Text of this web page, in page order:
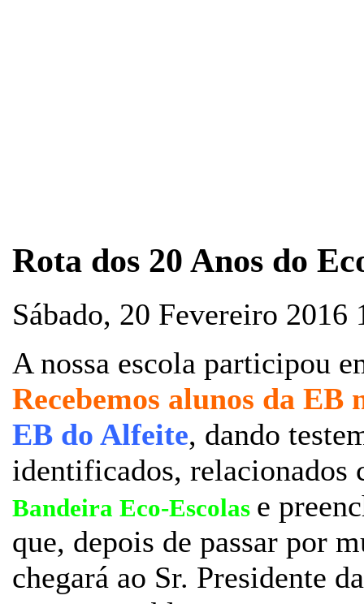
Rota dos 20 Anos do
Sábado, 20 Fevereiro
A nossa escola participou
Recebemos alunos da EB
EB do Alfeite, dando
identificados,
Bandeira Eco-Escolas e
que, depois de passar por
chegará ao Sr. Presidente